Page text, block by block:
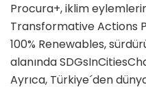
Procura+, iklim
Transformative Actions
100% Renewables,
alanında
Ayrıca, Türkiye´den